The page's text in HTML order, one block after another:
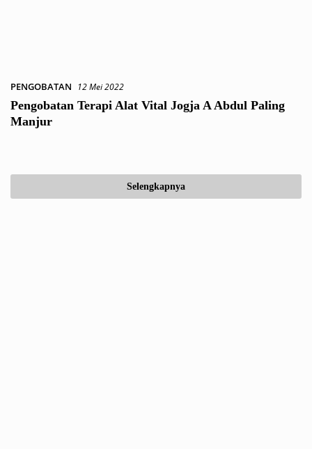
PENGOBATAN 12 Mei 2022
Pengobatan Terapi Alat Vital Jogja A Abdul Paling
Manjur
Selengkapnya